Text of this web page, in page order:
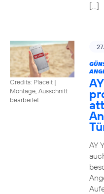
[…]
Credits: Placeit |
Montage, Ausschnitt
bearbeitet
AY